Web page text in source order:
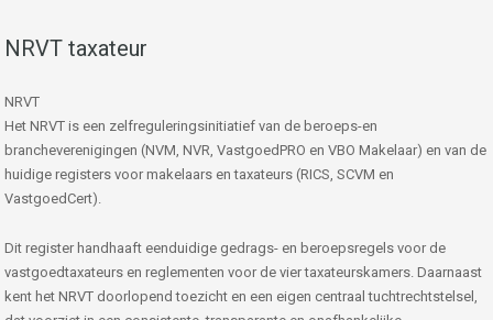
NRVT taxateur
NRVT
Het NRVT is een zelfreguleringsinitiatief van de beroeps-en
brancheverenigingen (NVM, NVR, VastgoedPRO en VBO Makelaar) en van de
huidige registers voor makelaars en taxateurs (RICS, SCVM en
VastgoedCert).
Dit register handhaaft eenduidige gedrags- en beroepsregels voor de
vastgoedtaxateurs en reglementen voor de vier taxateurskamers. Daarnaast
kent het NRVT doorlopend toezicht en een eigen centraal tuchtrechtstelsel,